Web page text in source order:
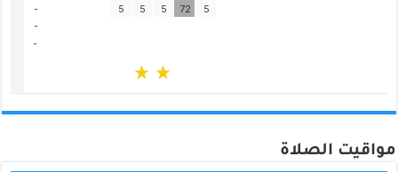
مواقيت الصلاة